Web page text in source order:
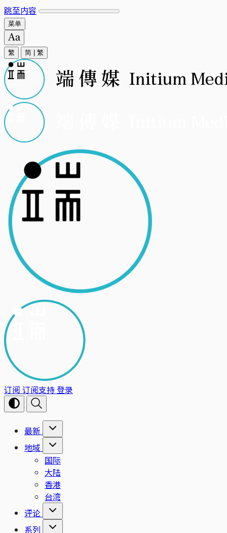
跳至内容
菜单
繁 简 繁
订阅 订阅支持登录
最新
地域
国际
大陆
香港
台湾
评论
系列